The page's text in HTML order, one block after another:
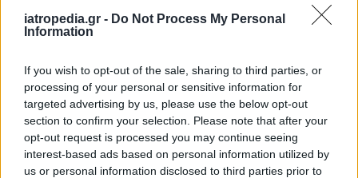
iatropedia.gr - Do Not Process My Personal
Information
If you wish to opt-out of the sale, sharing to third parties, or
processing of your personal or sensitive information for
targeted advertising by us, please use the below opt-out
section to confirm your selection. Please note that after your
opt-out request is processed you may continue seeing
interest-based ads based on personal information utilized by
us or personal information disclosed to third parties prior to
Γεωργιάδης: Αιχμηρή ανάρτηση για συνδικαλιστή που
μιλούσε για «διάλυση» του ΕΣΥ και αργότερα
ευχαρίστησε το Μποδοσάκειο
ΥΓΕΙΑ 08 Αυγούστου 2026 15:01
Το φαρμακείο των διακοπών: Τι να πάρετε μαζί σας
για πονοκέφαλο, αλλεργίες, δυσπεψία και τραύματα